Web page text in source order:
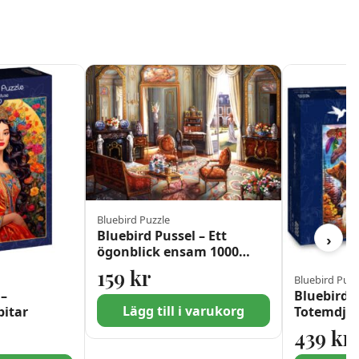
Bluebird Puzzle
Bluebird Pussel – Ett
ögonblick ensam 1000
159 kr
Lägg till i varukorg
Bluebird
Bluebird
439 kr
›